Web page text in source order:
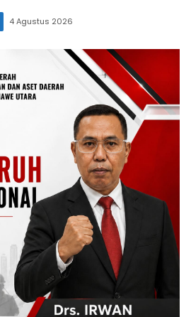
4 Agustus 2026